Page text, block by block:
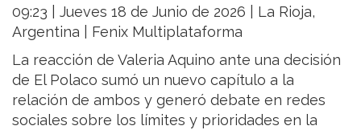
09:23 | Jueves 18 de Junio de 2026 | La Rioja,
Argentina | Fenix Multiplataforma
La reacción de Valeria Aquino ante una decisión
de El Polaco sumó un nuevo capítulo a la
relación de ambos y generó debate en redes
sociales sobre los límites y prioridades en la